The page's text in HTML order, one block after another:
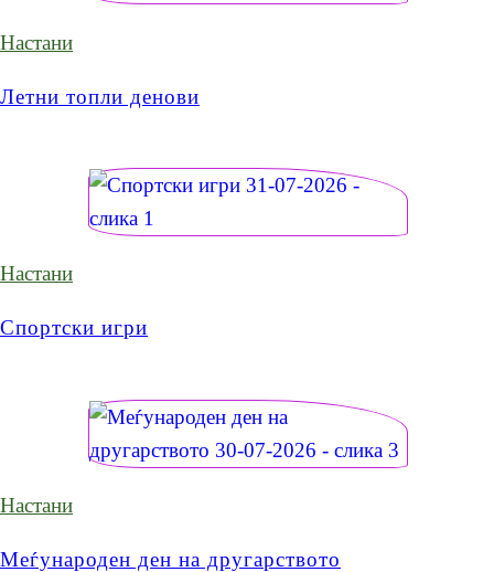
Настани
Летни топли денови
Настани
Спортски игри
Настани
Меѓународен ден на другарството